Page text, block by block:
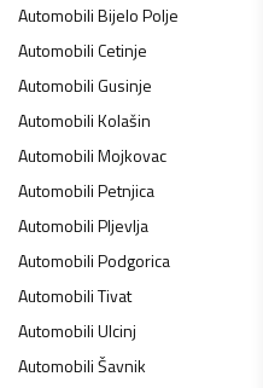
AutomobiliBijelo Polje
AutomobiliCetinje
AutomobiliGusinje
AutomobiliKolašin
AutomobiliMojkovac
AutomobiliPetnjica
AutomobiliPljevlja
AutomobiliPodgorica
AutomobiliTivat
AutomobiliUlcinj
AutomobiliŠavnik